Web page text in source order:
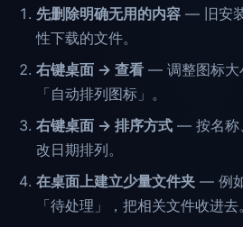
先删除明确无用的内容 — 旧安
性下载的文件。
右键桌面 → 查看 — 调整图标大
「自动排列图标」。
右键桌面 → 排序方式 — 按名称
改日期排列。
在桌面上建立少量文件夹 — 例
「待处理」，把相关文件收进去。